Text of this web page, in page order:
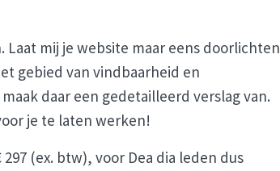
mij je website maar eens doorlichten
gebied van vindbaarheid en
daar een gedetailleerd verslag van.
je te laten werken!
(ex. btw), voor Dea dia leden dus